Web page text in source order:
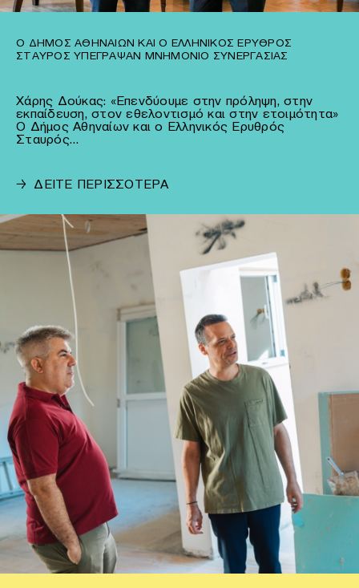
Ο ΔΉΜΟΣ ΑΘΗΝΑΊΩΝ ΚΑΙ Ο ΕΛΛΗΝΙΚΌΣ ΕΡΥΘΡΌΣ
ΣΤΑΥΡΌΣ ΥΠΈΓΡΑΨΑΝ ΜΝΗΜΌΝΙΟ ΣΥΝΕΡΓΑΣΊΑΣ
Χάρης Δούκας: «Επενδύουμε στην πρόληψη, στην
εκπαίδευση, στον εθελοντισμό και στην ετοιμότητα»
Ο Δήμος Αθηναίων και ο Ελληνικός Ερυθρός
Σταυρός…
→ ΔΕΙΤΕ ΠΕΡΙΣΣΟΤΕΡΑ